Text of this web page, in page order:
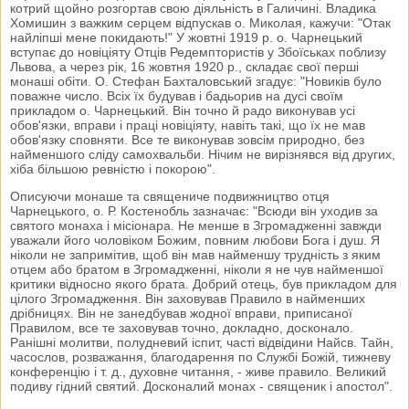
котрий щойно розгортав свою діяльність в Галичині. Владика
Хомишин з важким серцем відпускав о. Миколая, кажучи: "Отак
найліпші мене покидають!" У жовтні 1919 р. о. Чарнецький
вступає до новіціяту Отців Редемптористів у Збоїськах поблизу
Львова, а через рік, 16 жовтня 1920 р., складає свої перші
монаші обіти. О. Стефан Бахталовський згадує: "Новиків було
поважне число. Всіх їх будував і бадьорив на дусі своїм
прикладом о. Чарнецький. Він точно й радо виконував усі
обов'язки, вправи і праці новіціяту, навіть такі, що їх не мав
обов'язку сповняти. Все те виконував зовсім природно, без
найменшого сліду самохвальби. Нічим не вирізнявся від других,
хіба більшою ревністю і покорою".
Описуючи монаше та священиче подвижництво отця
Чарнецького, о. Р. Костенобль зазначає: "Всюди він уходив за
святого монаха і місіонара. Не менше в Згромадженні завжди
уважали його чоловіком Божим, повним любови Бога і душ. Я
ніколи не запримітив, щоб він мав найменшу трудність з яким
отцем або братом в Згромадженні, ніколи я не чув найменшої
критики відносно якого брата. Добрий отець, був прикладом для
цілого Згромадження. Він заховував Правило в найменших
дрібницях. Він не занедбував жодної вправи, приписаної
Правилом, все те заховував точно, докладно, досконало.
Ранішні молитви, полудневий іспит, часті відвідини Найсв. Тайн,
часослов, розважання, благодарення по Службі Божій, тижневу
конференцію і т. д., духовне читання, - живе правило. Великий
подиву гідний святий. Досконалий монах - священик і апостол".